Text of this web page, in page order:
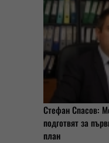
Стефан Спасов:
подготвят за
план